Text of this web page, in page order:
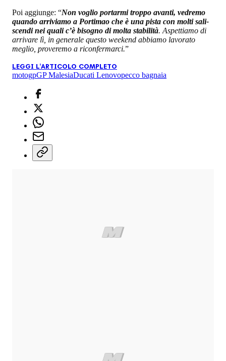
Poi aggiunge: “Non voglio portarmi troppo avanti, vedremo
quando arriviamo a Portimao che è una pista con molti sali-
scendi nei quali c’è bisogno di molta stabilità. Aspettiamo di
arrivare lì, in generale questo weekend abbiamo lavorato
meglio, proveremo a riconfermarci.”
LEGGI L'ARTICOLO COMPLETO
motogpGP MalesiaDucati Lenovopecco bagnaia